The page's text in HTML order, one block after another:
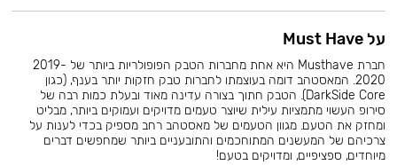
על Must Have
חברת Musthave היא אחת מחברות הטבק הפופולריות ביותר של 2019-
2020. המאסטהב דומה בעוצמתו לחברות טבק חזקות יותר בענף, (כגון
DarkSide Core). הטבק חתוך בצורה עדינה מאוד ובעלת כמות רבה של
סירופ העשוי מתמציות עילית שיוצר טעמים מדויקים ועמוקים ביותר, מבליט
ומחזק את הטעם. מגוון הטעמים של מאסטהב רחב מספיק בכדי לענות על
צרכיהם של המעשנים המתוחכמים והתובעניים ביותר שמחפשים דברים
מיוחדים, ספציפיים, ומדויקים בטעם!